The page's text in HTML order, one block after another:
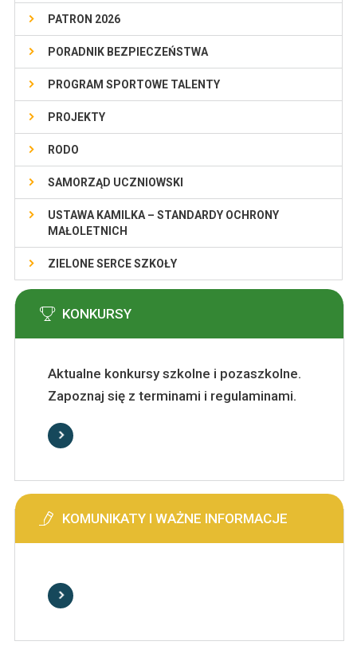
PATRON 2026
PORADNIK BEZPIECZEŃSTWA
PROGRAM SPORTOWE TALENTY
PROJEKTY
RODO
SAMORZĄD UCZNIOWSKI
USTAWA KAMILKA – STANDARDY OCHRONY
MAŁOLETNICH
ZIELONE SERCE SZKOŁY
KONKURSY
Aktualne konkursy szkolne i pozaszkolne.
Zapoznaj się z terminami i regulaminami.
KOMUNIKATY I WAŻNE INFORMACJE